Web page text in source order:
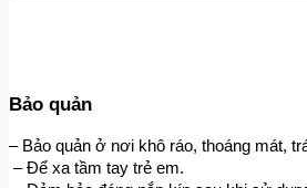
Bảo quản
– Bảo quản ở nơi khô ráo, thoáng mát,
– Để xa tầm tay trẻ em.